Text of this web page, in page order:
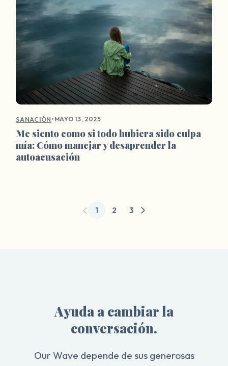
SANACIÓN • MAYO 13, 2025
Me siento como si todo hubiera sido culpa
mía: Cómo manejar y desaprender la
autoacusación
1 2 3
Ayuda a cambiar la
conversación.
Our Wave depende de sus generosas